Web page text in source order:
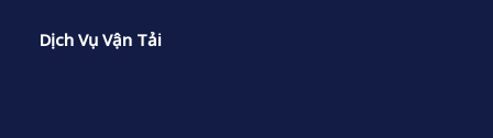
Dịch Vụ Vận Tải